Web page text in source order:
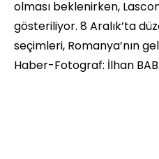
olması beklenirken,
gösteriliyor. 8 Aralık’ta
seçimleri, Romanya’nın
Haber-Fotograf: İlhan